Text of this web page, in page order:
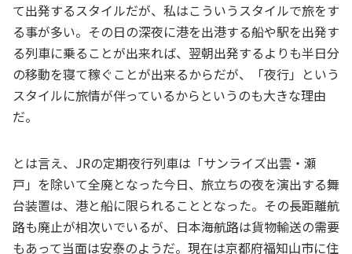
て出発するスタイルだが、私はこういうスタイルで旅をす
る事が多い。その日の深夜に港を出港する船や駅を出発す
る列車に乗ることが出来れば、翌朝出発するよりも半日分
の移動を寝て稼ぐことが出来るからだが、「夜行」という
スタイルに旅情が伴っているからというのも大きな理由
だ。
とは言え、JRの定期夜行列車は「サンライズ出雲・瀬
戸」を除いて全廃となった今日、旅立ちの夜を演出する舞
台装置は、港と船に限られることとなった。その長距離航
路も廃止が相次いでいるが、日本海航路は貨物輸送の需要
もあって当面は安泰のようだ。現在は京都府福知山市に住